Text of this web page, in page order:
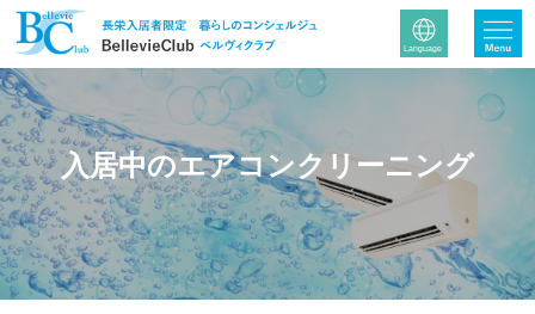
入居中のエアコンクリーニング